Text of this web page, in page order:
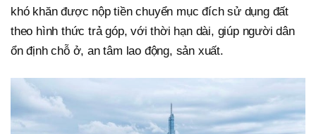
khó khăn được nộp tiền chuyển mục đích sử dụng đất
theo hình thức trả góp, với thời hạn dài, giúp người dân
ổn định chỗ ở, an tâm lao động, sản xuất.